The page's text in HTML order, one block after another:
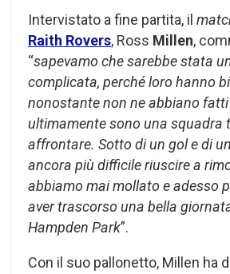
Intervistato a fine partita, il
Raith Rovers, Ross Millen,
“sapevamo che sarebbe stata
complicata, perché loro hanno
nonostante non ne abbiano
ultimamente sono una squadra
affrontare. Sotto di un gol e di
ancora più difficile riuscire a
abbiamo mai mollato e adesso
aver trascorso una bella
Hampden Park”.
Con il suo pallonetto, Millen ha